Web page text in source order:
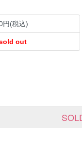
円(税込)
out